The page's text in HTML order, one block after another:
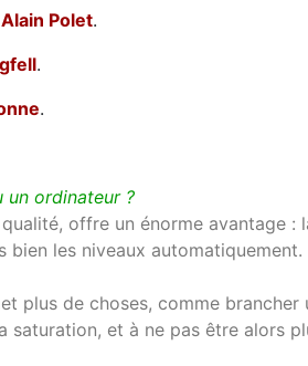
Polet.
.
.
un ordinateur ?
offre un énorme avantage :
les niveaux automatiquement.
plus de choses, comme
saturation, et à ne pas être alors